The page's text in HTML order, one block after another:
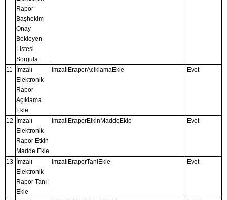
Rapor
Başhekim
Onay
Bekleyen
Listesi
Sorgula
11
İmzalı
Elektronik
Rapor
Açıklama
Ekle
imzaliEraporAciklamaEkle Evet
12
İmzalı
Elektronik
Rapor Etkin
Madde Ekle
imzaliEraporEtkinMaddeEkle Evet
13
İmzalı
Elektronik
Rapor Tanı
Ekle
imzaliEraporTaniEkle Evet